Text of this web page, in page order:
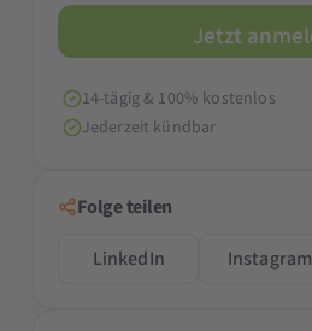
14-tägig & 100% kostenlos
Jederzeit kündbar
Folge teilen
LinkedIn
Instagram